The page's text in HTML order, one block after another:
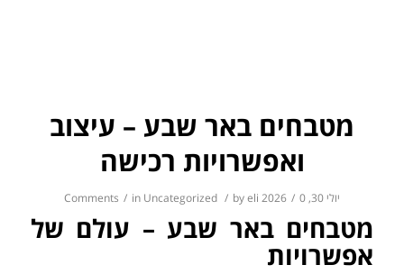
מטבחים באר שבע – עיצוב
ואפשרויות רכישה
יולי 30, 2026 / 0 Comments
/ in Uncategorized / by eli
מטבחים באר שבע – עולם של
אפשרויות